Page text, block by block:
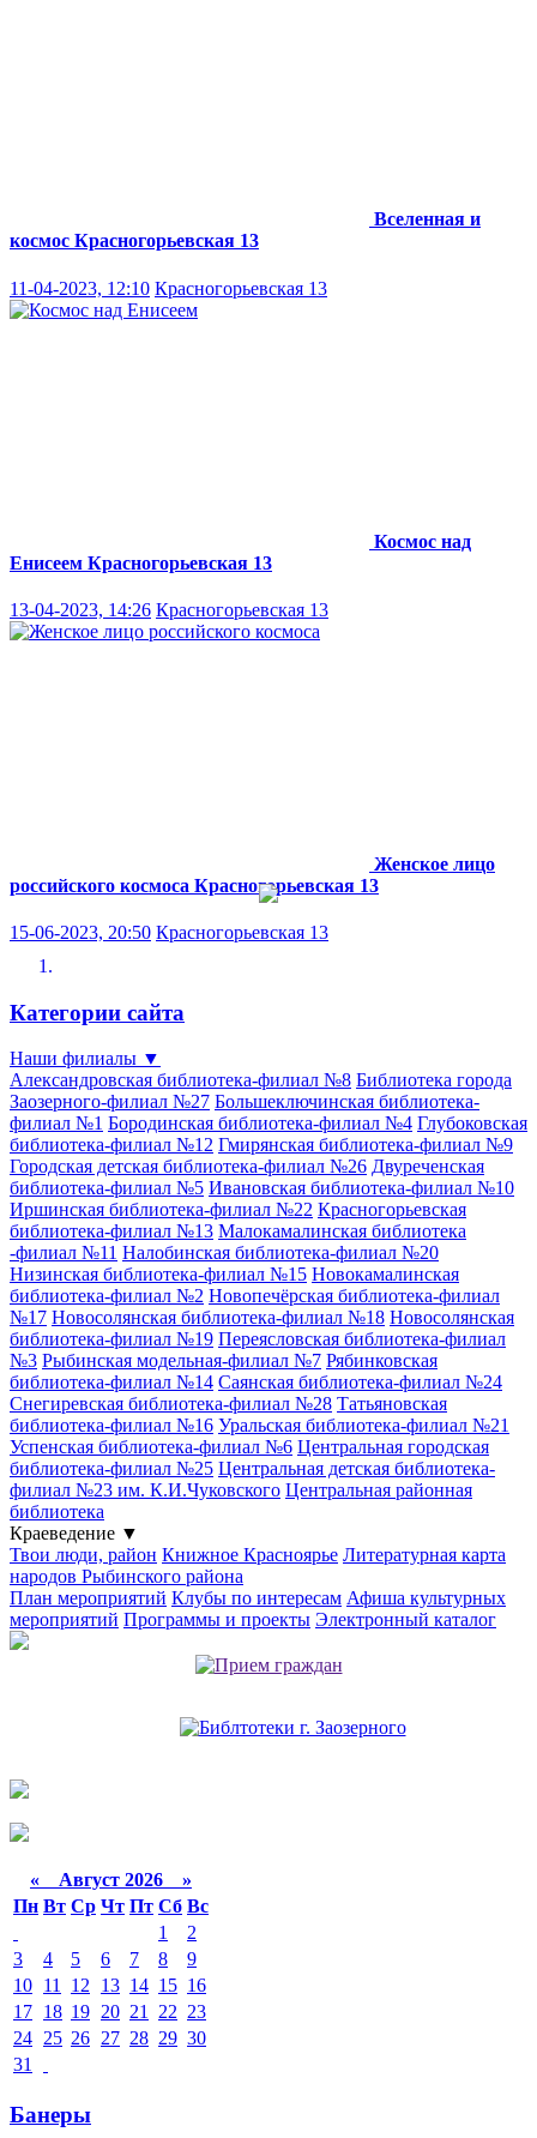
Вселенная и
космос Красногорьевская 13
11-04-2023, 12:10 Красногорьевская 13
Космос над
Енисеем Красногорьевская 13
13-04-2023, 14:26 Красногорьевская 13
Женское лицо
российского космоса Красногорьевская 13
15-06-2023, 20:50 Красногорьевская 13
Категории сайта
Наши филиалы ▼
Александровская библиотека-филиал №8 Библиотека города
Заозерного-филиал №27 Большеключинская библиотека-
филиал №1 Бородинская библиотека-филиал №4 Глубоковская
библиотека-филиал №12 Гмирянская библиотека-филиал №9
Городская детская библиотека-филиал №26 Двуреченская
библиотека-филиал №5 Ивановская библиотека-филиал №10
Иршинская библиотека-филиал №22 Красногорьевская
библиотека-филиал №13 Малокамалинская библиотека
-филиал №11 Налобинская библиотека-филиал №20
Низинская библиотека-филиал №15 Новокамалинская
библиотека-филиал №2 Новопечёрская библиотека-филиал
№17 Новосолянская библиотека-филиал №18 Новосолянская
библиотека-филиал №19 Переясловская библиотека-филиал
№3 Рыбинская модельная-филиал №7 Рябинковская
библиотека-филиал №14 Саянская библиотека-филиал №24
Снегиревская библиотека-филиал №28 Татьяновская
библиотека-филиал №16 Уральская библиотека-филиал №21
Успенская библиотека-филиал №6 Центральная городская
библиотека-филиал №25 Центральная детская библиотека-
филиал №23 им. К.И.Чуковского Центральная районная
библиотека
Краеведение ▼
Твои люди, район Книжное Красноярье Литературная карта
народов Рыбинского района
План мероприятий Клубы по интересам Афиша культурных
мероприятий Программы и проекты Электронный каталог
« Август 2026 »
Пн Вт Ср Чт Пт Сб Вс
1
2
3
4 5 6 7 8
9
10 11 12 13 14 15 16
17 18 19 20 21 22 23
24 25 26 27 28 29 30
31
Банеры